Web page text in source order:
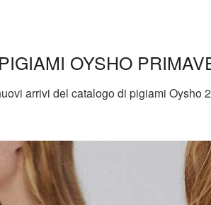
OYSHO
arrivi del catalogo di pigiami Oysho